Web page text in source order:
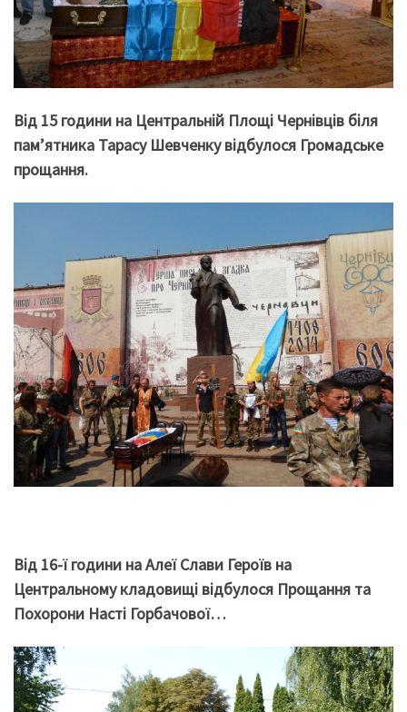
Від 15 години на Центральній Площі Чернівців біля
пам’ятника Тарасу Шевченку відбулося Громадське
прощання.
Від 16-ї години на Алеї Слави Героїв на
Центральному кладовищі відбулося Прощання та
Похорони Насті Горбачової…